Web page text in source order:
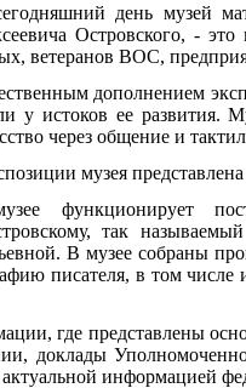
день музей
Островского, -
ветеранов ВОС,
дополнением
у истоков ее развития.
через общение и
музея
функционирует
так
В музее собраны
писателя, в том
где представлены
доклады
информацией